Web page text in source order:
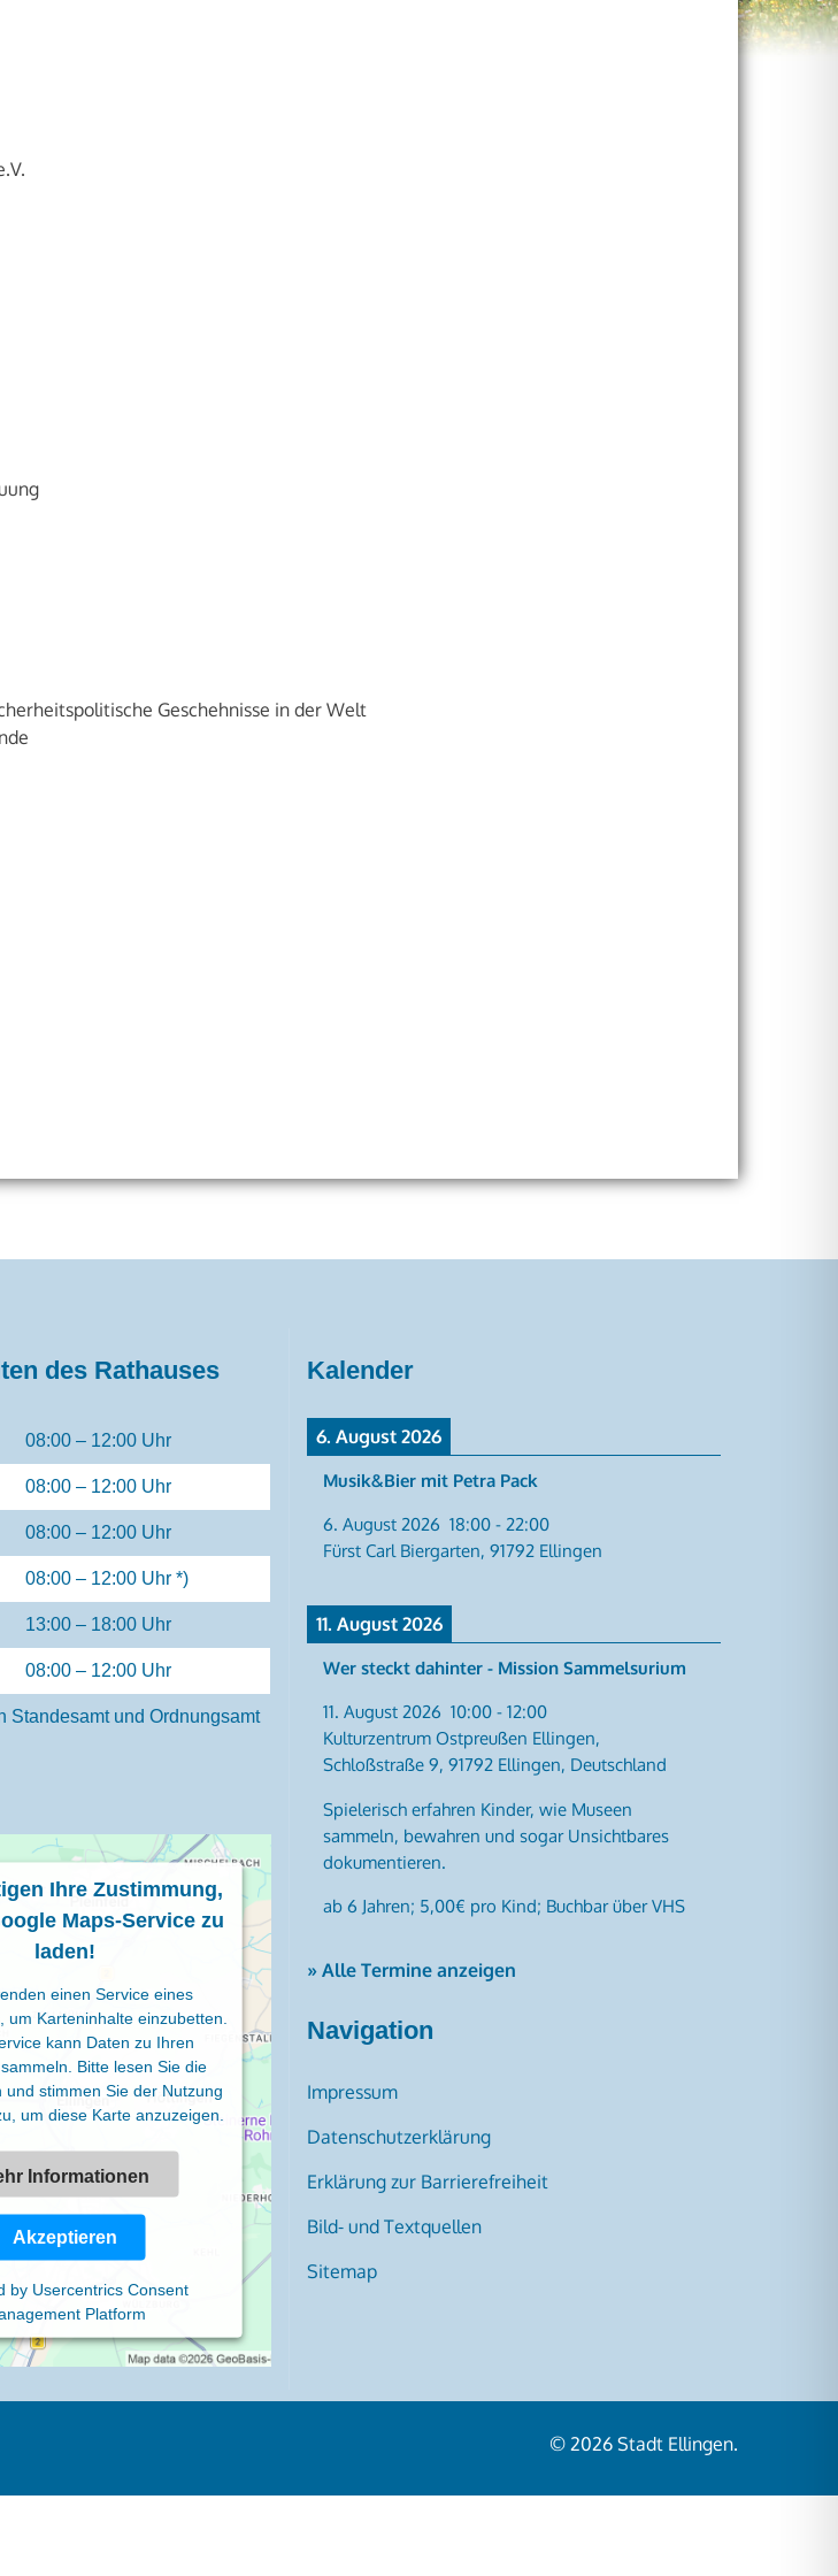
Geschehnisse in der Welt
des Rathauses
08:00 – 12:00 Uhr
08:00 – 12:00 Uhr
08:00 – 12:00 Uhr
08:00 – 12:00 Uhr *)
13:00 – 18:00 Uhr
08:00 – 12:00 Uhr
Standesamt und Ordnungsamt
Ihre Zustimmung,
Maps-Service zu
laden!
einen Service eines
um Karteninhalte einzubetten.
kann Daten zu Ihren
Bitte lesen Sie die
und stimmen Sie der Nutzung
um diese Karte anzuzeigen.
Informationen
Akzeptieren
by Usercentrics Consent
Platform
Kalender
6. August 2026
Musik&Bier mit Petra Pack
6. August 2026 18:00- 22:00
Fürst Carl Biergarten, 91792 Ellingen
11. August 2026
Wer steckt dahinter - Mission Sammelsurium
11. August 2026 10:00- 12:00
Kulturzentrum Ostpreußen Ellingen,
Schloßstraße 9, 91792 Ellingen, Deutschland
Spielerisch erfahren Kinder, wie Museen
sammeln, bewahren und sogar Unsichtbares
dokumentieren.
ab 6 Jahren; 5,00€ pro Kind; Buchbar über VHS
» Alle Termine anzeigen
Navigation
Impressum
Datenschutzerklärung
Erklärung zur Barrierefreiheit
Bild- und Textquellen
Sitemap
© 2026 Stadt Ellingen.